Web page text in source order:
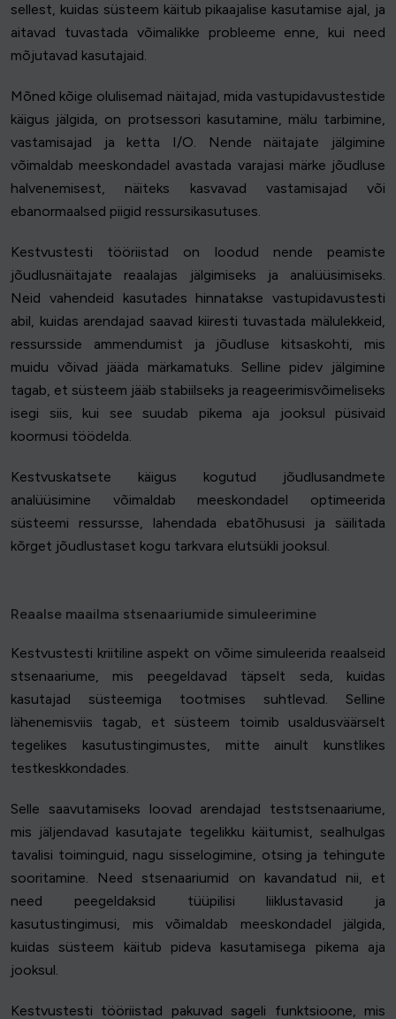
sellest, kuidas süsteem käitub pikaajalise kasutamise ajal, ja
aitavad tuvastada võimalikke probleeme enne, kui need
mõjutavad kasutajaid.
Mõned kõige olulisemad näitajad, mida vastupidavustestide
käigus jälgida, on protsessori kasutamine, mälu tarbimine,
vastamisajad ja ketta I/O. Nende näitajate jälgimine
võimaldab meeskondadel avastada varajasi märke jõudluse
halvenemisest, näiteks kasvavad vastamisajad või
ebanormaalsed piigid ressursikasutuses.
Kestvustesti tööriistad on loodud nende peamiste
jõudlusnäitajate reaalajas jälgimiseks ja analüüsimiseks.
Neid vahendeid kasutades hinnatakse vastupidavustesti
abil, kuidas arendajad saavad kiiresti tuvastada mälulekkeid,
ressursside ammendumist ja jõudluse kitsaskohti, mis
muidu võivad jääda märkamatuks. Selline pidev jälgimine
tagab, et süsteem jääb stabiilseks ja reageerimisvõimeliseks
isegi siis, kui see suudab pikema aja jooksul püsivaid
koormusi töödelda.
Kestvuskatsete käigus kogutud jõudlusandmete
analüüsimine võimaldab meeskondadel optimeerida
süsteemi ressursse, lahendada ebatõhususi ja säilitada
kõrget jõudlustaset kogu tarkvara elutsükli jooksul.
Reaalse maailma stsenaariumide simuleerimine
Kestvustesti kriitiline aspekt on võime simuleerida reaalseid
stsenaariume, mis peegeldavad täpselt seda, kuidas
kasutajad süsteemiga tootmises suhtlevad. Selline
lähenemisviis tagab, et süsteem toimib usaldusväärselt
tegelikes kasutustingimustes, mitte ainult kunstlikes
testkeskkondades.
Selle saavutamiseks loovad arendajad teststsenaariume,
mis jäljendavad kasutajate tegelikku käitumist, sealhulgas
tavalisi toiminguid, nagu sisselogimine, otsing ja tehingute
sooritamine. Need stsenaariumid on kavandatud nii, et
need peegeldaksid tüüpilisi liiklustavasid ja
kasutustingimusi, mis võimaldab meeskondadel jälgida,
kuidas süsteem käitub pideva kasutamisega pikema aja
jooksul.
Kestvustesti tööriistad pakuvad sageli funktsioone, mis